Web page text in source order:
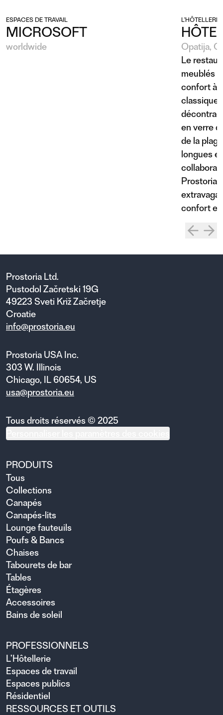
ESPACES DE TRAVAIL
MICROSOFT
worldwide
L’HÔTELLERIE
Opatija,
Le
meublés
confort à
en verre
de la
longues
Prostoria,
confort et
Prostoria Ltd.
Pustodol Začretski 19G
49223 Sveti Križ Začretje
Croatie
info@prostoria.eu
Prostoria USA Inc.
303 W. Illinois
Chicago, IL 60654, US
usa@prostoria.eu
Tous droits réservés © 2025
PRODUITS
Tous
Collections
Canapés
Canapés-lits
Lounge fauteuils
Poufs & Bancs
Chaises
Tabourets de bar
Tables
Étagères
Accessoires
Bains de soleil
PROFESSIONNELS
L’Hôtellerie
Espaces de travail
Espaces publics
Résidentiel
RESSOURCES ET OUTILS